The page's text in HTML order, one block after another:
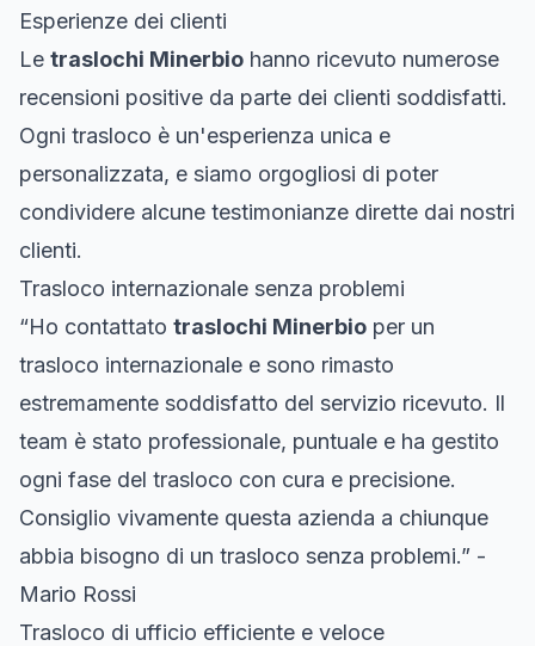
Esperienze dei clienti
Le traslochi Minerbio hanno ricevuto numerose
recensioni positive da parte dei clienti soddisfatti.
Ogni trasloco è un'esperienza unica e
personalizzata, e siamo orgogliosi di poter
condividere alcune testimonianze dirette dai nostri
clienti.
Trasloco internazionale senza problemi
“Ho contattato traslochi Minerbio per un
trasloco internazionale e sono rimasto
estremamente soddisfatto del servizio ricevuto. Il
team è stato professionale, puntuale e ha gestito
ogni fase del trasloco con cura e precisione.
Consiglio vivamente questa azienda a chiunque
abbia bisogno di un trasloco senza problemi.” -
Mario Rossi
Trasloco di ufficio efficiente e veloce